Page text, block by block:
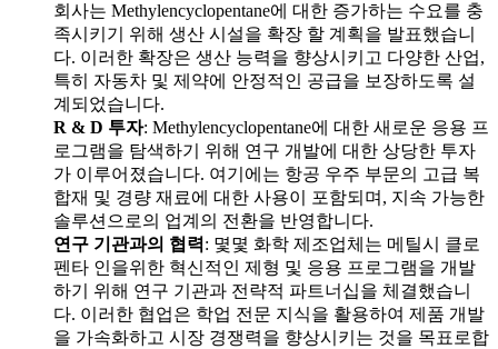
회사는 Methylencyclopentane에 대한 증가하는 수요를 충
족시키기 위해 생산 시설을 확장 할 계획을 발표했습니
다. 이러한 확장은 생산 능력을 향상시키고 다양한 산업,
특히 자동차 및 제약에 안정적인 공급을 보장하도록 설
계되었습니다.
R & D 투자: Methylencyclopentane에 대한 새로운 응용 프
로그램을 탐색하기 위해 연구 개발에 대한 상당한 투자
가 이루어졌습니다. 여기에는 항공 우주 부문의 고급 복
합재 및 경량 재료에 대한 사용이 포함되며, 지속 가능한
솔루션으로의 업계의 전환을 반영합니다.
연구 기관과의 협력: 몇몇 화학 제조업체는 메틸시 클로
펜타 인을위한 혁신적인 제형 및 응용 프로그램을 개발
하기 위해 연구 기관과 전략적 파트너십을 체결했습니
다. 이러한 협업은 학업 전문 지식을 활용하여 제품 개발
을 가속화하고 시장 경쟁력을 향상시키는 것을 목표로합